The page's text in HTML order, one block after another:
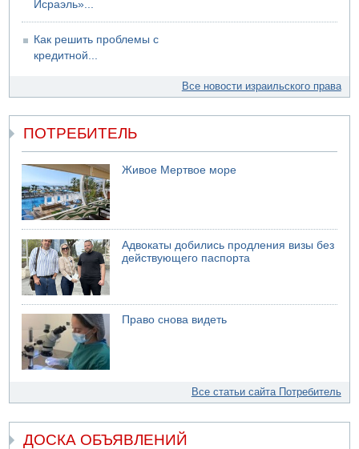
Исраэль»...
Как решить проблемы с
кредитной...
Все новости израильского права
ПОТРЕБИТЕЛЬ
Живое Мертвое море
Адвокаты добились продления визы без
действующего паспорта
Право снова видеть
Все статьи сайта Потребитель
ДОСКА ОБЪЯВЛЕНИЙ